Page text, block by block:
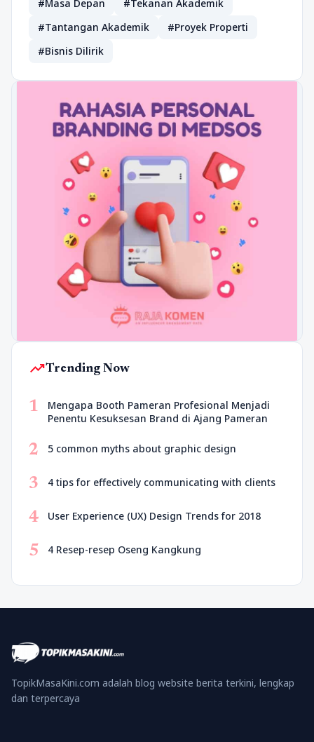
#Masa Depan
#Tekanan Akademik
#Tantangan Akademik
#Proyek Properti
#Bisnis Dilirik
trending_upTrending Now
1
Mengapa Booth Pameran Profesional Menjadi
Penentu Kesuksesan Brand di Ajang Pameran
2 5 common myths about graphic design
3 4 tips for effectively communicating with clients
4 User Experience (UX) Design Trends for 2018
5 4 Resep-resep Oseng Kangkung
TopikMasaKini.com adalah blog website berita terkini, lengkap
dan terpercaya